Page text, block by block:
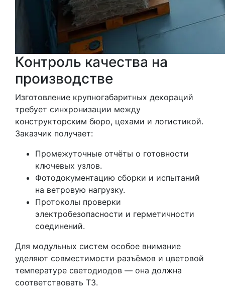
Контроль качества на
производстве
Изготовление крупногабаритных декораций
требует синхронизации между
конструкторским бюро, цехами и логистикой.
Заказчик получает:
Промежуточные отчёты о готовности
ключевых узлов.
Фотодокументацию сборки и испытаний
на ветровую нагрузку.
Протоколы проверки
электробезопасности и герметичности
соединений.
Для модульных систем особое внимание
уделяют совместимости разъёмов и цветовой
температуре светодиодов — она должна
соответствовать ТЗ.